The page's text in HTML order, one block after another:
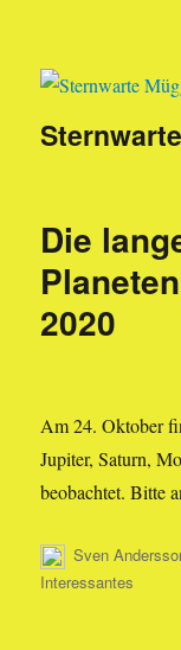
Die
2020
Am 24. Oktober
Jupiter, Saturn,
beobachtet. Bitte
Autor
Sven
Interessantes